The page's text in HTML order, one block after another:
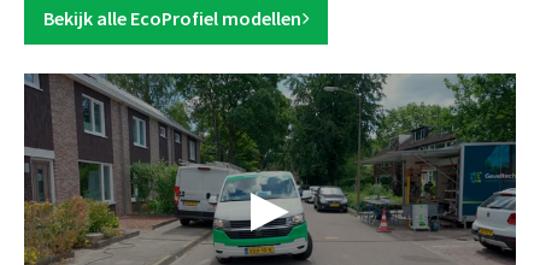
Bekijk alle EcoProfiel modellen